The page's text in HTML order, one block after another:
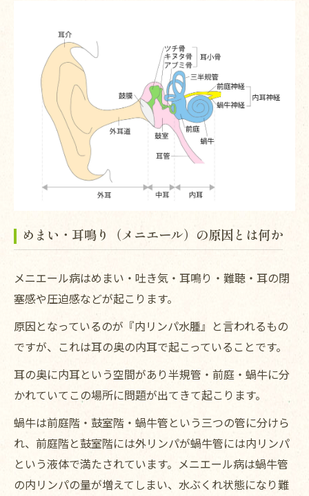
めまい・耳鳴り（メニエール）の原因とは何か
メニエール病はめまい・吐き気・耳鳴り・難聴・耳の閉
塞感や圧迫感などが起こります。
原因となっているのが『内リンパ水腫』と言われるもの
ですが、これは耳の奥の内耳で起こっていることです。
耳の奥に内耳という空間があり半規管・前庭・蝸牛に分
かれていてこの場所に問題が出てきて起こります。
蝸牛は前庭階・鼓室階・蝸牛管という三つの管に分けら
れ、前庭階と鼓室階には外リンパが蝸牛管には内リンパ
という液体で満たされています。メニエール病は蝸牛管
の内リンパの量が増えてしまい、水ぶくれ状態になり難